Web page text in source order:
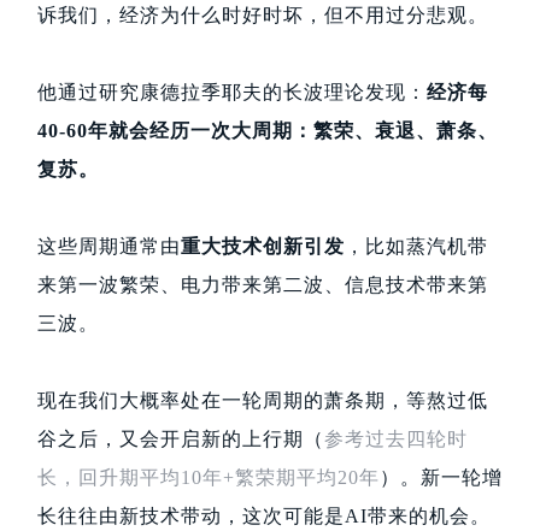
诉我们，经济为什么时好时坏，但不用过分悲观。
他通过研究康德拉季耶夫的长波理论发现： 经济每
40-60年就会经历一次大周期：繁荣、衰退、萧条、
复苏。
这些周期通常由重大技术创新引发 ，比如蒸汽机带
来第一波繁荣、电力带来第二波、信息技术带来第
三波。
现在我们大概率处在一轮周期的萧条期，等熬过低
谷之后，又会开启新的上行期（参考过去四轮时
长，回升期平均10年+繁荣期平均20年 ）。新一轮增
长往往由新技术带动，这次可能是AI带来的机会。